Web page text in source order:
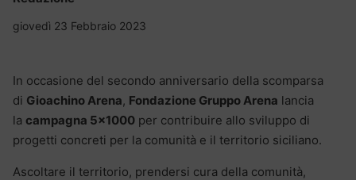
giovedì 23 Febbraio 2023
In occasione del secondo anniversario della scomparsa
di Gioachino Arena, Fondazione Gruppo Arena lancia
la campagna 5×1000 per contribuire allo sviluppo di
progetti concreti per la comunità e il territorio siciliano.
Ascoltare il territorio, prendersi cura della comunità,